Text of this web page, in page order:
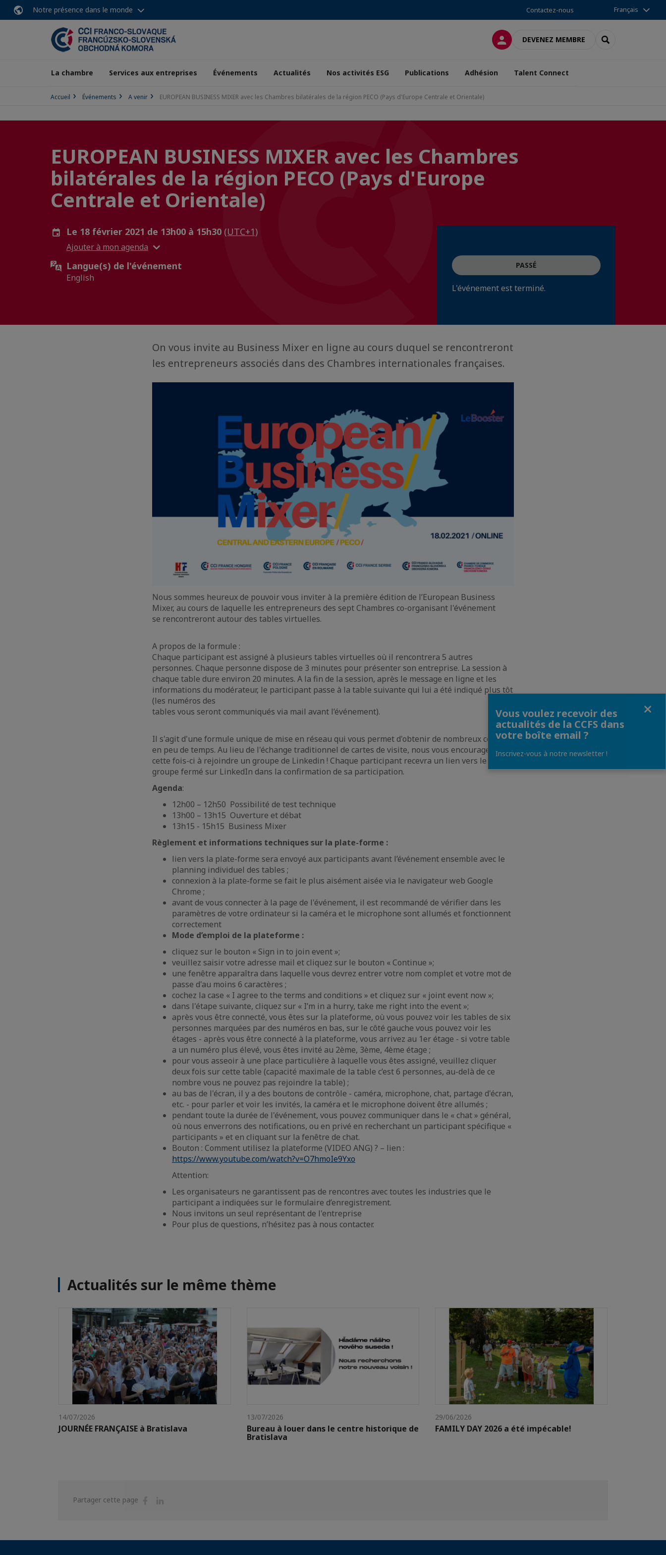
Notre présence dans le monde Contactez-nous Français
CONNEXIONDEVENEZ MEMBRE RECHERCHER
La chambre Services aux entreprises Événements Actualités Nos activités ESG Publications Adhésion Talent Connect
Accueil Événements A venir EUROPEAN BUSINESS MIXER avec les Chambres bilatérales de la région PECO (Pays d'Europe Centrale et Orientale)
EUROPEAN BUSINESS MIXER avec les Chambres
bilatérales de la région PECO (Pays d'Europe
Centrale et Orientale)
Le 18 février 2021 de 13h00 à 15h30 (UTC+1)
Ajouter à mon agenda
Langue(s) de l'événement
English
PASSÉ
L'événement est terminé.
On vous invite au Business Mixer en ligne au cours duquel se rencontreront
les entrepreneurs associés dans des Chambres internationales françaises.
Nous sommes heureux de pouvoir vous inviter à la première édition de l’European Business
Mixer, au cours de laquelle les entrepreneurs des sept Chambres co-organisant l'événement
se rencontreront autour des tables virtuelles.
A propos de la formule :
Chaque participant est assigné à plusieurs tables virtuelles où il rencontrera 5 autres
personnes. Chaque personne dispose de 3 minutes pour présenter son entreprise. La session à
chaque table dure environ 20 minutes. A la fin de la session, après le message en ligne et les
informations du modérateur, le participant passe à la table suivante qui lui a été indiqué plus tôt
(les numéros des
tables vous seront communiqués via mail avant l’événement).
Il s'agit d'une formule unique de mise en réseau qui vous permet d'obtenir de nombreux contacts
en peu de temps. Au lieu de l'échange traditionnel de cartes de visite, nous vous encourageons
cette fois-ci à rejoindre un groupe de Linkedin ! Chaque participant recevra un lien vers le
groupe fermé sur LinkedIn dans la confirmation de sa participation.
Agenda:
12h00 – 12h50 Possibilité de test technique
13h00 – 13h15 Ouverture et débat
13h15 - 15h15 Business Mixer
Règlement et informations techniques sur la plate-forme :
lien vers la plate-forme sera envoyé aux participants avant l’événement ensemble avec le
planning individuel des tables ;
connexion à la plate-forme se fait le plus aisément aisée via le navigateur web Google
Chrome ;
avant de vous connecter à la page de l'événement, il est recommandé de vérifier dans les
paramètres de votre ordinateur si la caméra et le microphone sont allumés et fonctionnent
correctement
Mode d’emploi de la plateforme :
cliquez sur le bouton « Sign in to join event »;
veuillez saisir votre adresse mail et cliquez sur le bouton « Continue »;
une fenêtre apparaîtra dans laquelle vous devrez entrer votre nom complet et votre mot de
passe d'au moins 6 caractères ;
cochez la case « I agree to the terms and conditions » et cliquez sur « joint event now »;
dans l'étape suivante, cliquez sur « I’m in a hurry, take me right into the event »;
après vous être connecté, vous êtes sur la plateforme, où vous pouvez voir les tables de six
personnes marquées par des numéros en bas, sur le côté gauche vous pouvez voir les
étages - après vous être connecté à la plateforme, vous arrivez au 1er étage - si votre table
a un numéro plus élevé, vous êtes invité au 2ème, 3ème, 4ème étage ;
pour vous asseoir à une place particulière à laquelle vous êtes assigné, veuillez cliquer
deux fois sur cette table (capacité maximale de la table c’est 6 personnes, au-delà de ce
nombre vous ne pouvez pas rejoindre la table) ;
au bas de l'écran, il y a des boutons de contrôle - caméra, microphone, chat, partage d'écran,
etc. - pour parler et voir les invités, la caméra et le microphone doivent être allumés ;
pendant toute la durée de l'événement, vous pouvez communiquer dans le « chat » général,
où nous enverrons des notifications, ou en privé en recherchant un participant spécifique «
participants » et en cliquant sur la fenêtre de chat.
Bouton : Comment utilisez la plateforme (VIDEO ANG) ? – lien :
https://www.youtube.com/watch?v=O7hmoIe9Yxo
Attention:
Les organisateurs ne garantissent pas de rencontres avec toutes les industries que le
participant a indiquées sur le formulaire d’enregistrement.
Nous invitons un seul représentant de l'entreprise
Pour plus de questions, n’hésitez pas à nous contacter.
Actualités sur le même thème
14/07/2026
JOURNÉE FRANÇAISE à Bratislava
13/07/2026
Bureau à louer dans le centre historique de
Bratislava
29/06/2026
FAMILY DAY 2026 a été impécable!
Partager cette page
Partager
Vous voulez recevoir des
actualités de la CCFS dans
votre boîte email ?
Inscrivez-vous à notre newsletter !